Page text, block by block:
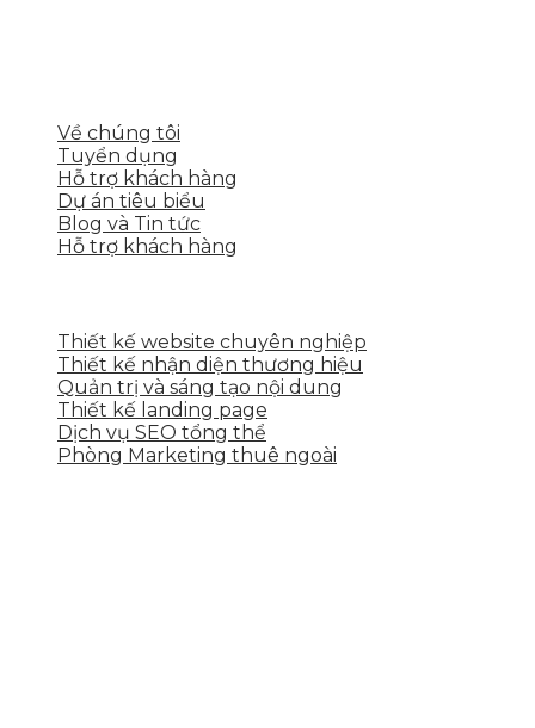
Về chúng tôi
Tuyển dụng
Hỗ trợ khách hàng
Dự án tiêu biểu
Blog và Tin tức
Hỗ trợ khách hàng
Thiết kế website chuyên nghiệp
Thiết kế nhận diện thương hiệu
Quản trị và sáng tạo nội dung
Thiết kế landing page
Dịch vụ SEO tổng thể
Phòng Marketing thuê ngoài